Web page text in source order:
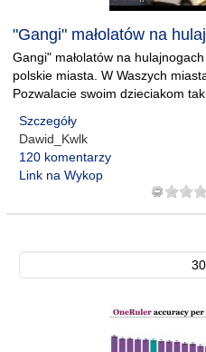
"Gangi" małolatów na
Gangi" małolatów na
polskie miasta. W Waszych
Pozwalacie swoim dzieciakom
Szczegóły
Dawid_Kwlk
120 komentarzy
Link na Wykop